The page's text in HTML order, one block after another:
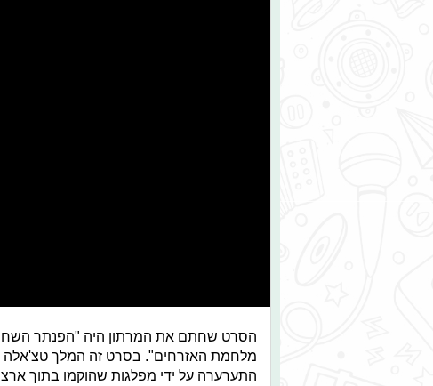
הסרט שחתם את המרתון היה "הפנתר
מלחמת האזרחים". בסרט זה המלך טצ'אלה
התערערה על ידי מפלגות שהוקמו בתוך